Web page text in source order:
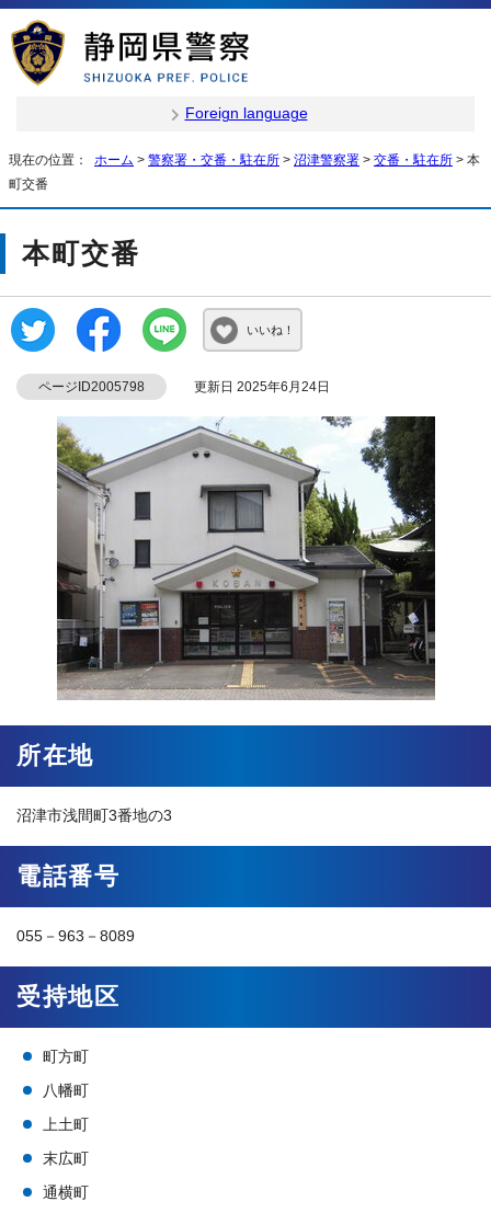
Foreign language
現在の位置： ホーム > 警察署・交番・駐在所 > 沼津警察署 > 交番・駐在所 > 本
町交番
本町交番
いいね！
ページID2005798 更新日 2025年6月24日
所在地
沼津市浅間町3番地の3
電話番号
055－963－8089
受持地区
町方町
八幡町
上土町
末広町
通横町